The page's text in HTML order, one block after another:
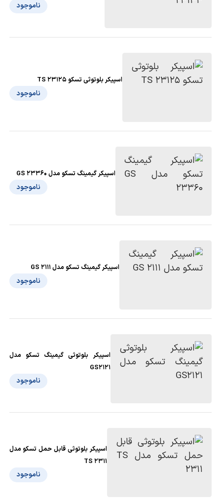
ناموجود
اسپیکر بلوتوثی تسکو TS 23125
ناموجود
اسپیکر گیمینگ تسکو مدل GS 23360
ناموجود
اسپیکر گیمینگ تسکو مدل GS 2111
ناموجود
اسپیکر بلوتوثی گیمینگ تسکو مدل
GS2121
ناموجود
اسپیکر بلوتوثی قابل حمل تسکو مدل
TS 2311
ناموجود